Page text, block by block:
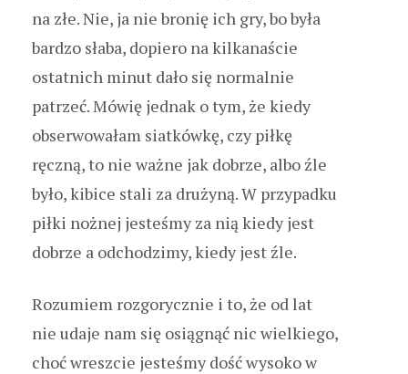
na złe. Nie, ja nie bronię ich gry, bo była
bardzo słaba, dopiero na kilkanaście
ostatnich minut dało się normalnie
patrzeć. Mówię jednak o tym, że kiedy
obserwowałam siatkówkę, czy piłkę
ręczną, to nie ważne jak dobrze, albo źle
było, kibice stali za drużyną. W przypadku
piłki nożnej jesteśmy za nią kiedy jest
dobrze a odchodzimy, kiedy jest źle.
Rozumiem rozgorycznie i to, że od lat
nie udaje nam się osiągnąć nic wielkiego,
choć wreszcie jesteśmy dość wysoko w